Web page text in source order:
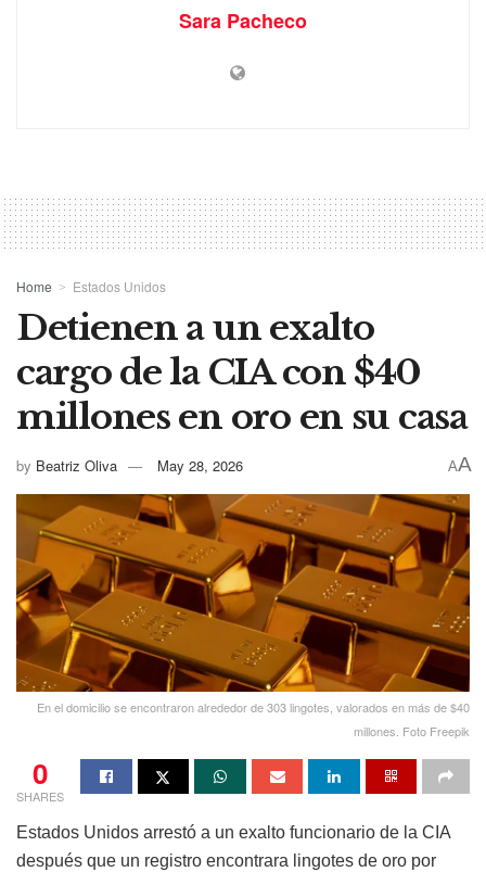
Sara Pacheco
Home Estados Unidos
Detienen a un exalto
cargo de la CIA con $40
millones en oro en su casa
by Beatriz Oliva May 28, 2026 AA
En el domicilio se encontraron alrededor de 303 lingotes, valorados en más de $40
millones. Foto Freepik
0
SHARES
Estados Unidos arrestó a un exalto funcionario de la CIA
después que un registro encontrara lingotes de oro por